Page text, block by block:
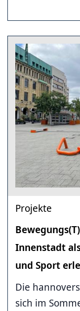
Projekte
Innenstadt
und Sport
Die
sich im